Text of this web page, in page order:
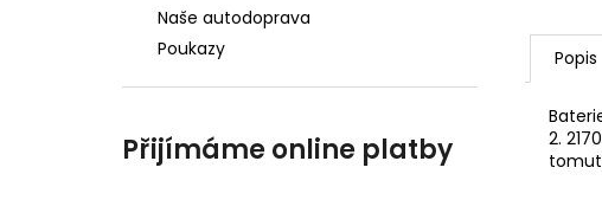
Naše autodoprava
Poukazy
Přijímáme online platby
Popis
2.